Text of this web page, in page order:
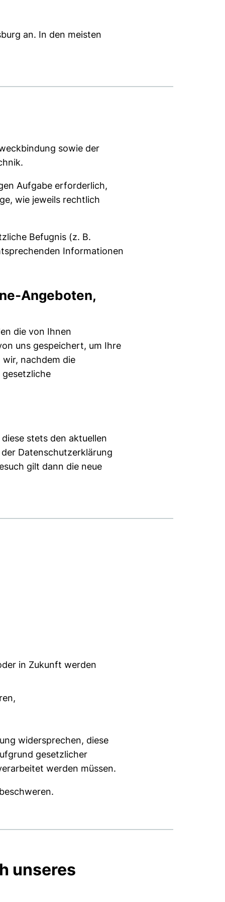
an. In den meisten
sowie der
Aufgabe erforderlich,
wie jeweils rechtlich
Befugnis (z. B.
Informationen
Angeboten,
die von Ihnen
uns gespeichert, um Ihre
nachdem die
stets den aktuellen
Datenschutzerklärung
gilt dann die neue
in Zukunft werden
widersprechen, diese
gesetzlicher
werden müssen.
unseres